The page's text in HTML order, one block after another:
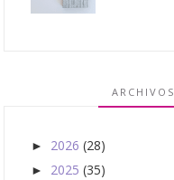
ARCHIVOS
► 2026 (28)
► 2025 (35)